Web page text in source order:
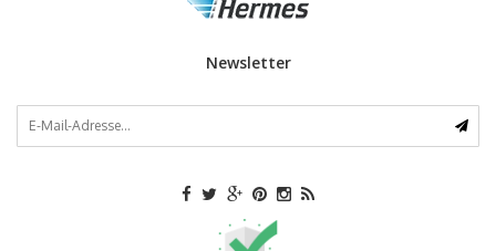
Newsletter